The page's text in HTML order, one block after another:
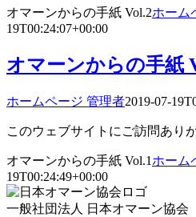
オマーンからの手紙 Vol.2ホーム
19T00:24:07+00:00
オマーンからの手紙
ホームページ 管理者2019-07-
このウェブサイトにご訪問あり
オマーンからの手紙 Vol.1 ホーム
19T00:24:49+00:00
一般社団法人 日本オマーン協会